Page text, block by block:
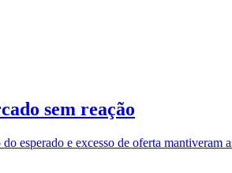
sem reação
esperado e excesso de oferta mantiveram